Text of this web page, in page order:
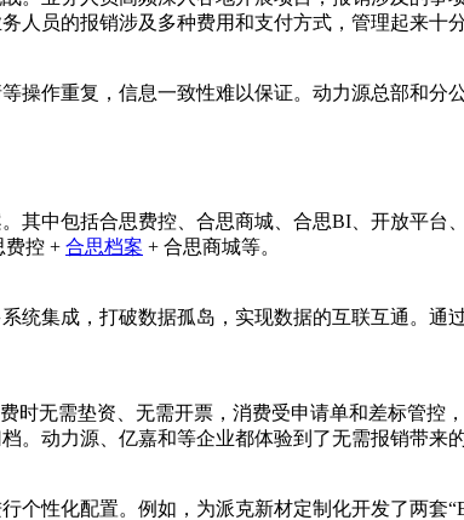
人员的报销涉及多种费用和支付方式，管理起来十分
作重复，信息一致性难以保证。动力源总部和分
其中包括合思费控、合思商城、合思BI、开放平台
费控 + 合思档案 + 合思商城等。
统集成，打破数据孤岛，实现数据的互联互通。通
时无需垫资、无需开票，消费受申请单和差标管控
。动力源、亿嘉和等企业都体验到了无需报销带来的
性化配置。例如，为派克新材定制化开发了两套